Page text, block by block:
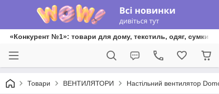
«Конкурент №1»: товари для дому, текстиль, одяг, сумки
Товари ВЕНТИЛЯТОРИ Настільний вентилятор